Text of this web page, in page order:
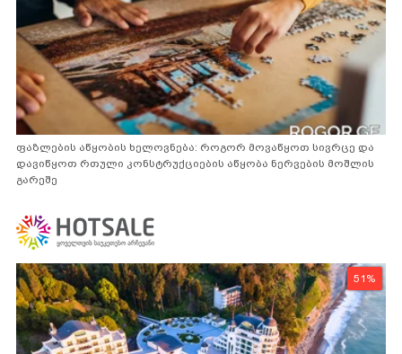
ფაზლების აწყობის ხელოვნება: როგორ მოვაწყოთ სივრცე და
დავიწყოთ რთული კონსტრუქციების აწყობა ნერვების მოშლის
გარეშე
51%